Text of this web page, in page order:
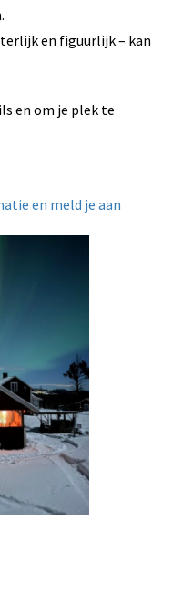
en figuurlijk – kan
en om je plek te
en meld je aan